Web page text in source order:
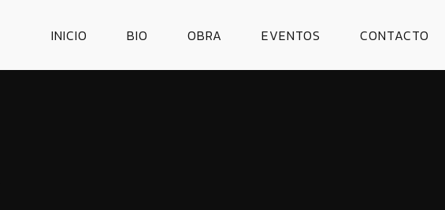
INICIO BIO OBRA EVENTOS CONTACTO